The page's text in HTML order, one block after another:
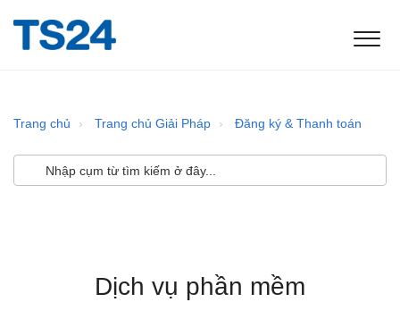
Trang chủ Trang chủ Giải Pháp Đăng ký & Thanh toán
Dịch vụ phần mềm